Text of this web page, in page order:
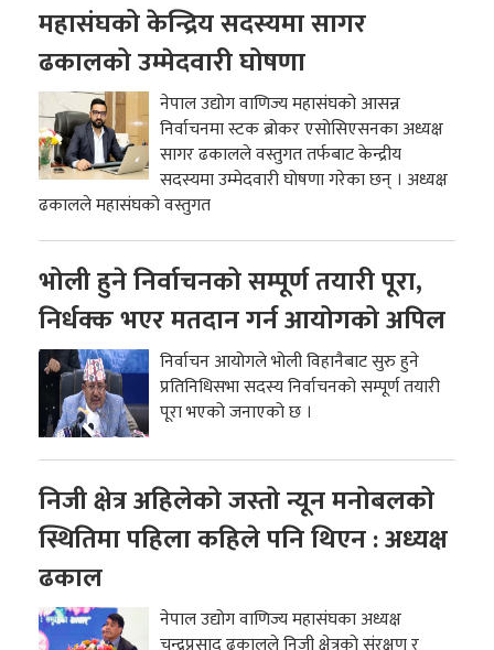
महासंघको केन्द्रिय सदस्यमा सागर
ढकालको उम्मेदवारी घोषणा
नेपाल उद्योग वाणिज्य महासंघको आसन्न
निर्वाचनमा स्टक ब्रोकर एसोसिएसनका अध्यक्ष
सागर ढकालले वस्तुगत तर्फबाट केन्द्रीय
सदस्यमा उम्मेदवारी घोषणा गरेका छन् । अध्यक्ष
ढकालले महासंघको वस्तुगत
भोली हुने निर्वाचनको सम्पूर्ण तयारी पूरा,
निर्धक्क भएर मतदान गर्न आयोगको अपिल
निर्वाचन आयोगले भोली विहानैबाट सुरु हुने
प्रतिनिधिसभा सदस्य निर्वाचनको सम्पूर्ण तयारी
पूरा भएको जनाएको छ ।
निजी क्षेत्र अहिलेको जस्तो न्यून मनोबलको
स्थितिमा पहिला कहिले पनि थिएन : अध्यक्ष
ढकाल
नेपाल उद्योग वाणिज्य महासंघका अध्यक्ष